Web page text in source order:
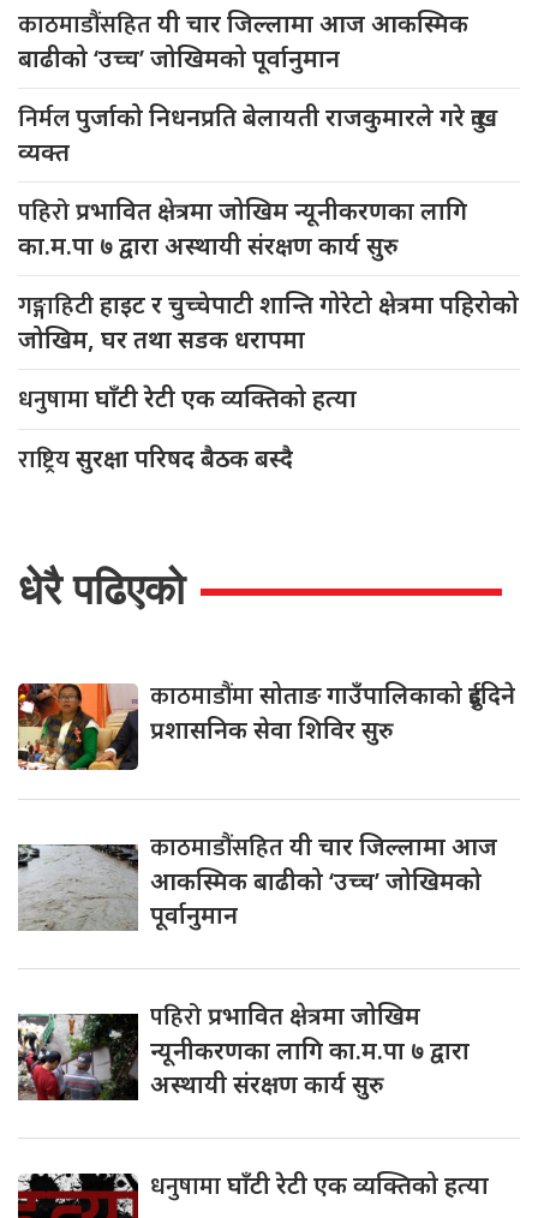
काठमाडौंसहितयी चार जिल्लामा आज आकस्मिक
बाढीको ‘उच्च’ जोखिमको पूर्वानुमान
निर्मलपुर्जाको निधनप्रति बेलायती राजकुमारले गरे दुःख
व्यक्त
पहिरोप्रभावित क्षेत्रमा जोखिम न्यूनीकरणका लागि
का.म.पा ७ द्वारा अस्थायी संरक्षण कार्य सुरु
गङ्गाहिटीहाइट र चुच्चेपाटी शान्ति गोरेटो क्षेत्रमा पहिरोको
जोखिम, घर तथा सडक धरापमा
धनुषामाघाँटी रेटी एक व्यक्तिको हत्या
राष्ट्रियसुरक्षा परिषद बैठक बस्दै
धेरै पढिएको
काठमाडौंमासोताङ गाउँपालिकाको दुईदिने
प्रशासनिक सेवा शिविर सुरु
काठमाडौंसहितयी चार जिल्लामा आज
आकस्मिक बाढीको ‘उच्च’ जोखिमको
पूर्वानुमान
पहिरोप्रभावित क्षेत्रमा जोखिम
न्यूनीकरणका लागि का.म.पा ७ द्वारा
अस्थायी संरक्षण कार्य सुरु
धनुषामाघाँटी रेटी एक व्यक्तिको हत्या